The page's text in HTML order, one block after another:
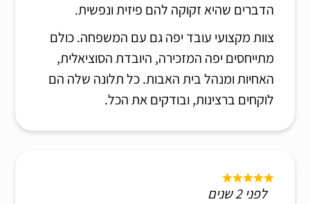
הדברים שהיא זקוקה להם פיזית ונפשית.
צוות מקצועי עובד יפה גם עם המשפחה. כולם
מתייחסים יפה המזכירה, היובדת הסוציאלית,
האחיות ומנהל בית האבות. כל תלונה שלה הם
לוקחים ברצינות, ובודקים את הכל.
לפני 2 שנים